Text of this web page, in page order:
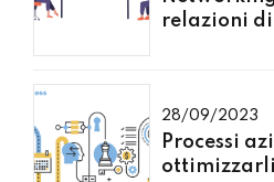
relazioni di
28/09/2023
Processi